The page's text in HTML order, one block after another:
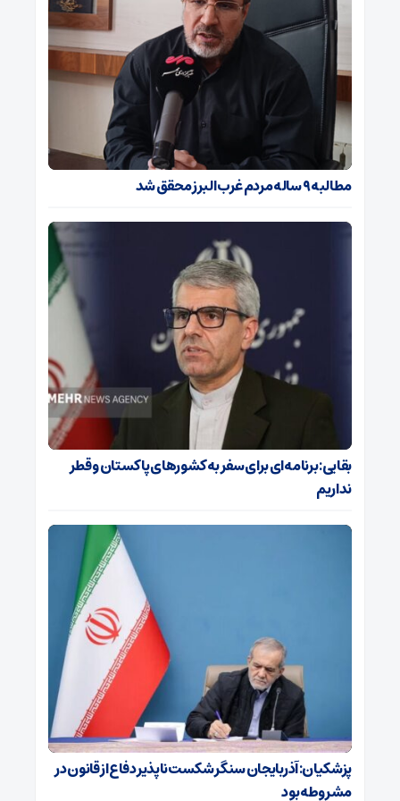
مطالبه ۹ ساله مردم غرب البرز محقق شد
بقایی: برنامه‌ای برای سفر به کشورهای پاکستان و قطر
نداریم
پزشکیان: آذربایجان سنگر شکست‌ناپذیر دفاع از قانون در
مشروطه بود